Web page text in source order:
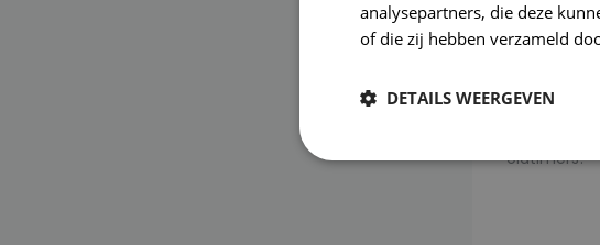
Bij SRS
gigantisch
of
garanderen
onze A-
oldtimers!
analysepartners, die deze
of die zij hebben verzameld
DETAILS WEERGEVEN